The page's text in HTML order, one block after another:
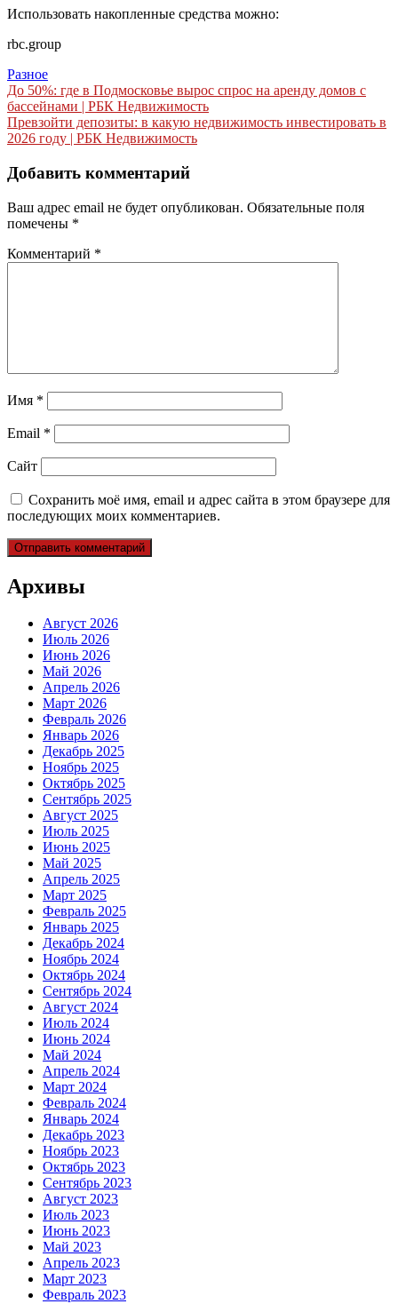
Использовать накопленные средства можно:
rbc.group
Разное
Навигация
по
записям
До 50%: где в Подмосковье вырос спрос на аренду домов с
бассейнами | РБК Недвижимость
Превзойти депозиты: в какую недвижимость инвестировать в
2026 году | РБК Недвижимость
Добавить комментарий
Ваш адрес email не будет опубликован. Обязательные поля
помечены *
Комментарий *
Имя *
Email *
Сайт
Сохранить моё имя, email и адрес сайта в этом браузере для
последующих моих комментариев.
Архивы
Август 2026
Июль 2026
Июнь 2026
Май 2026
Апрель 2026
Март 2026
Февраль 2026
Январь 2026
Декабрь 2025
Ноябрь 2025
Октябрь 2025
Сентябрь 2025
Август 2025
Июль 2025
Июнь 2025
Май 2025
Апрель 2025
Март 2025
Февраль 2025
Январь 2025
Декабрь 2024
Ноябрь 2024
Октябрь 2024
Сентябрь 2024
Август 2024
Июль 2024
Июнь 2024
Май 2024
Апрель 2024
Март 2024
Февраль 2024
Январь 2024
Декабрь 2023
Ноябрь 2023
Октябрь 2023
Сентябрь 2023
Август 2023
Июль 2023
Июнь 2023
Май 2023
Апрель 2023
Март 2023
Февраль 2023